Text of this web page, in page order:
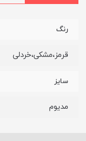
رنگ
قرمز،مشکی،خردلی
سایز
مدیوم